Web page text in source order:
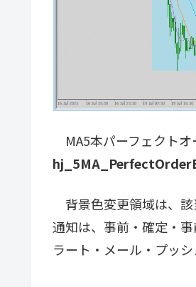
MA5本パーフェクト
背景色変更領域は、該
通知は、事前・確定・
ラート・メール・プッシ